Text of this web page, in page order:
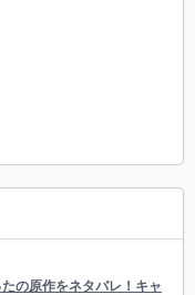
の原作をネタバレ！キャ